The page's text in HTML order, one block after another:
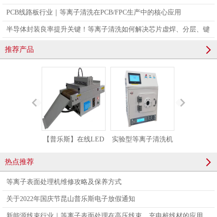
真凶
PCB线路板行业｜等离子清洗在PCB/FPC生产中的核心应用
半导体封装良率提升关键！等离子清洗如何解决芯片虚焊、分层、键
合不良问题
推荐产品
【普乐斯】在线LED 实验型等离子清洗机
晶圆等离子
热点推荐
等离子表面处理机维修攻略及保养方式
关于2022年国庆节昆山普乐斯电子放假通知